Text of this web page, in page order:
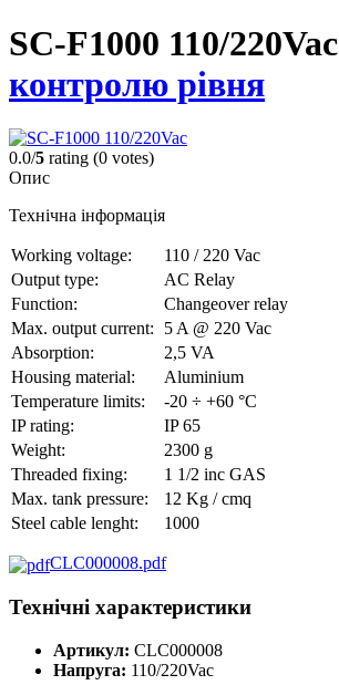
SC-F1000 110/220Vac
контролю рівня
0.0/5 rating (0 votes)
Опис
Технічна інформація
Working voltage:
110 / 220 Vac
Output type:
AC Relay
Function:
Changeover relay
Max. output current:
5 A @ 220 Vac
Absorption:
2,5 VA
Housing material:
Aluminium
Temperature limits:
-20 ÷ +60 °C
IP rating:
IP 65
Weight:
2300 g
Threaded fixing:
1 1/2 inc GAS
Max. tank pressure:
12 Kg / cmq
Steel cable lenght:
1000
CLC000008.pdf
Технічні характеристики
Артикул: CLC000008
Напруга: 110/220Vac